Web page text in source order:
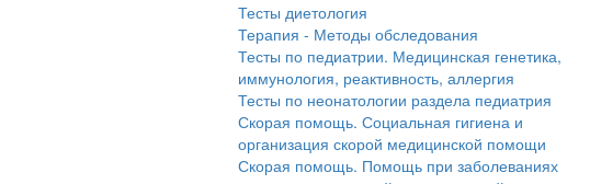
Тесты диетология
Терапия - Методы обследования
Тесты по педиатрии. Медицинская генетика,
иммунология, реактивность, аллергия
Тесты по неонатологии раздела педиатрия
Скорая помощь. Социальная гигиена и
организация скорой медицинской помощи
Скорая помощь. Помощь при заболеваниях